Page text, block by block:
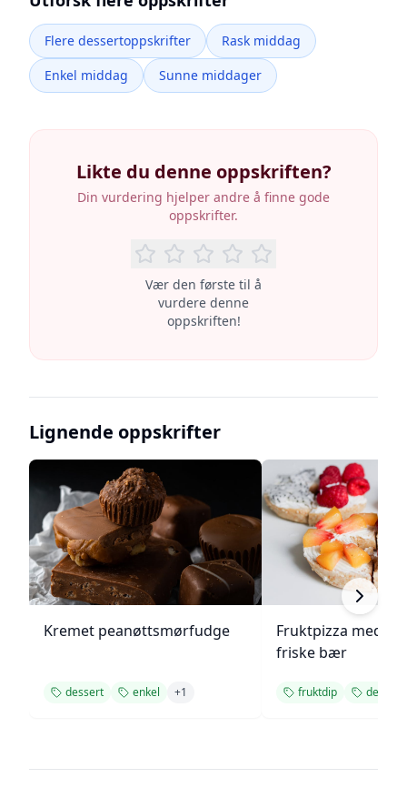
Flere dessertoppskrifter
Rask middag
Enkel middag
Sunne middager
Likte du denne oppskriften?
Din vurdering hjelper andre å finne gode
oppskrifter.
Vær den første til å
vurdere denne
oppskriften!
Lignende oppskrifter
Kremet peanøttsmørfudge
dessert enkel +1
Fruktpizza med
friske bær
fruktdip dessert